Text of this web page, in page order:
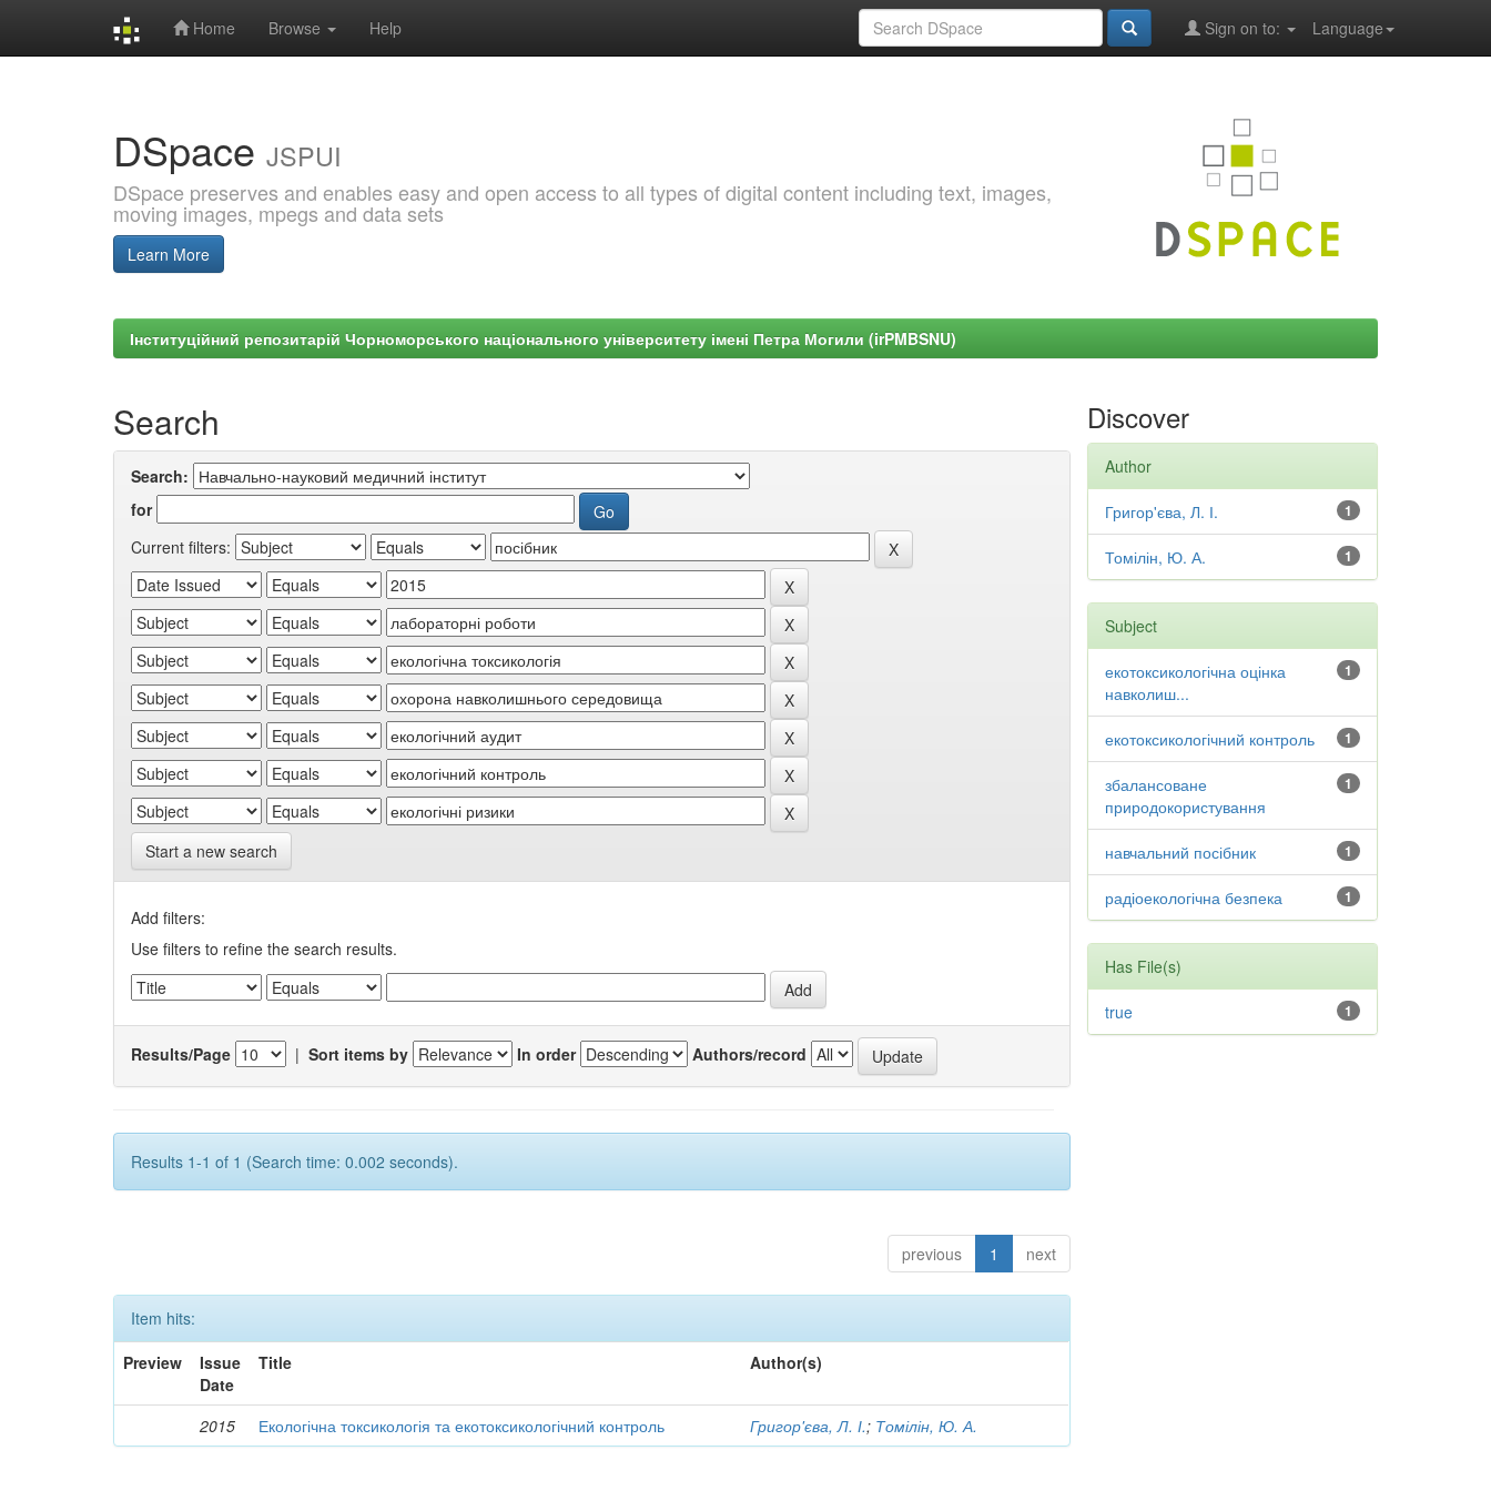
Home Browse Help Language
Sign on to:
DSpace JSPUI
DSpace preserves and enables easy and open access to all types of digital content including text, images,
moving images, mpegs and data sets
Learn More
Інституційний репозитарій Чорноморського національного університету імені Петра Могили (irPMBSNU)
Search
Search:
for
Current filters:
Start a new search
Add filters:
Use filters to refine the search results.
Results/Page | Sort items by In order Authors/record
Results 1-1 of 1 (Search time: 0.002 seconds).
previous 1 next
Item hits:
Preview
Issue
Date
Title Author(s)
2015 Екологічна токсикологія та екотоксикологічний контроль Григор'єва, Л. І.; Томілін, Ю. А.
Discover
Author
1
Григор'єва, Л. І.
1
Томілін, Ю. А.
Subject
1
екотоксикологічна оцінка
навколиш...
1
екотоксикологічний контроль
1
збалансоване
природокористування
1
навчальний посібник
1
радіоекологічна безпека
Has File(s)
1
true